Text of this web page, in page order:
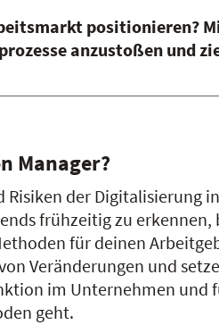
positionieren?
anzustoßen und
Manager?
der Digitalisierung
frühzeitig zu
für deinen
Veränderungen und
im Unternehmen und
geht.